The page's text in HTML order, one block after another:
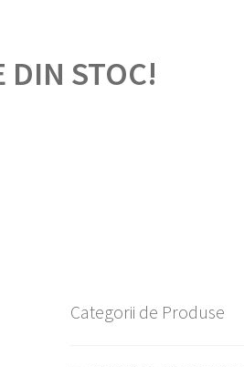
DIN STOC!
Categorii de Produse